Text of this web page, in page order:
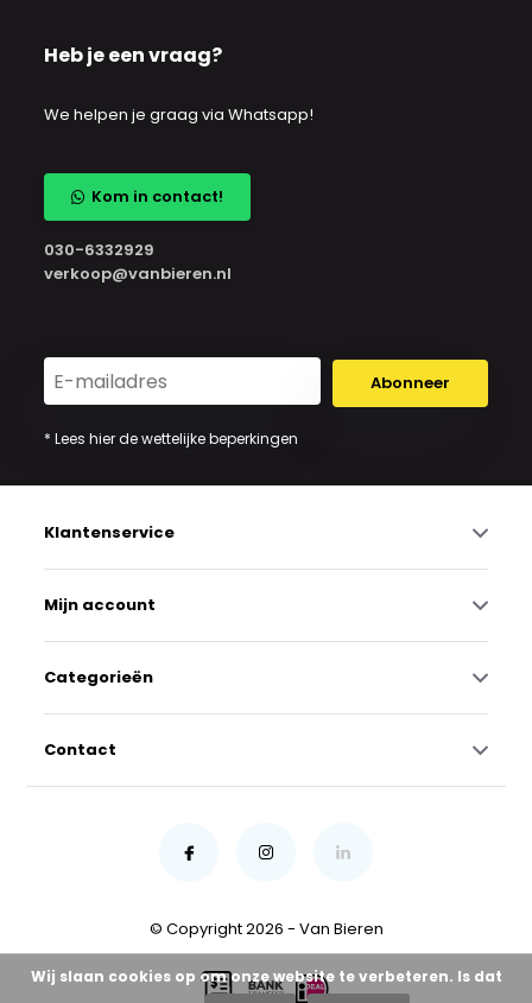
Heb je een vraag?
We helpen je graag via Whatsapp!
Kom in contact!
030-6332929
verkoop@vanbieren.nl
Abonneer
* Lees hier de wettelijke beperkingen
Klantenservice
Mijn account
Categorieën
Contact
© Copyright 2026 - Van Bieren
Wij slaan cookies op om onze website te verbeteren. Is dat